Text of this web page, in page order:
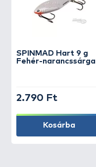
SPINMAD Hart 9 g
Fehér-narancssárga
2.790 Ft
Kosárba